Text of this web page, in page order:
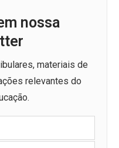
nossa
materiais de
relevantes do